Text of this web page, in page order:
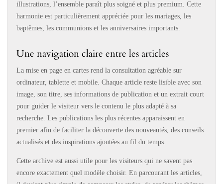
illustrations, l’ensemble paraît plus soigné et plus premium. Cette
harmonie est particulièrement appréciée pour les mariages, les
baptêmes, les communions et les anniversaires importants.
Une navigation claire entre les articles
La mise en page en cartes rend la consultation agréable sur
ordinateur, tablette et mobile. Chaque article reste lisible avec son
image, son titre, ses informations de publication et un extrait court
pour guider le visiteur vers le contenu le plus adapté à sa
recherche. Les publications les plus récentes apparaissent en
premier afin de faciliter la découverte des nouveautés, des conseils
actualisés et des inspirations ajoutées au fil du temps.
Cette archive est aussi utile pour les visiteurs qui ne savent pas
encore exactement quel modèle choisir. En parcourant les articles,